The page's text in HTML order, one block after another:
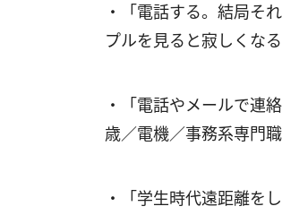
・「電話する。結局そ
プルを見ると寂しくな
・「電話やメールで連
歳／電機／事務系専門職
・「学生時代遠距離を